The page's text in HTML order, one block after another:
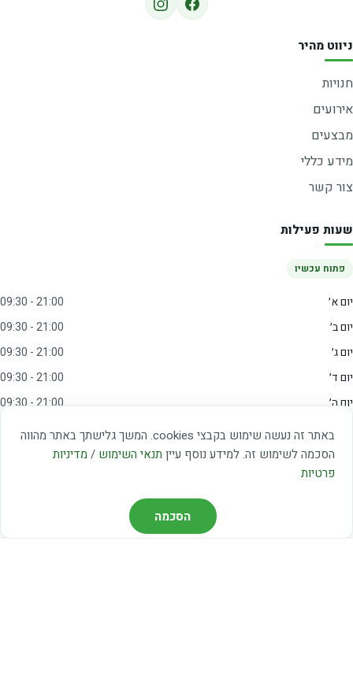
באתר זה נעשה שימוש בקבצי cookies. המשך גלישתך באתר מהווה
הסכמה לשימוש זה. למידע נוסף עיין תנאי השימוש / מדיניות
פרטיות
הסכמה
ניווט מהיר
חנויות
אירועים
מבצעים
מידע כללי
צור קשר
שעות פעילות
פתוח עכשיו
יום א׳
09:30 - 21:00
יום ב׳
09:30 - 21:00
יום ג׳
09:30 - 21:00
יום ד׳
09:30 - 21:00
יום ה׳
09:30 - 21:00
יום ו׳
09:00 - 15:00
שבת
20:00 - 23:00